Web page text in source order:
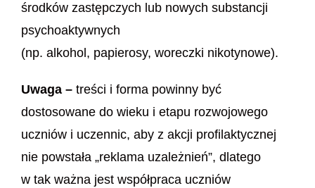
środków zastępczych lub nowych substancji
psychoaktywnych
(np. alkohol, papierosy, woreczki nikotynowe).
Uwaga – treści i forma powinny być
dostosowane do wieku i etapu rozwojowego
uczniów i uczennic, aby z akcji profilaktycznej
nie powstała „reklama uzależnień”, dlatego
w tak ważna jest współpraca uczniów